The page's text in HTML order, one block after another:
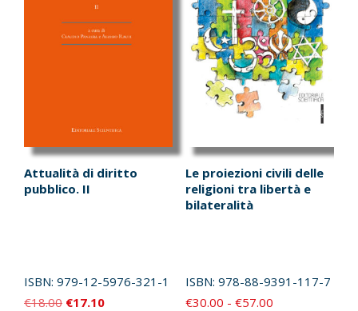
Attualità di diritto
pubblico. II
ISBN: 979-12-5976-321-1
€18.00 Il
€17.10Il
Le proiezioni civili delle
religioni tra libertà e
bilateralità
ISBN: 978-88-9391-117-7
€30.00 - €57.00Fascia